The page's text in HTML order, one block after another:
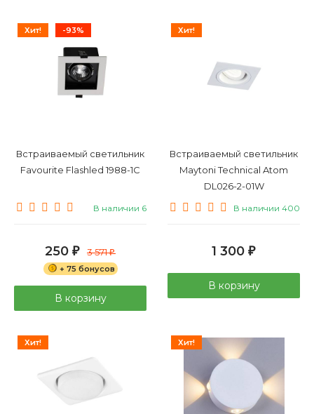
Хит! -93%
Встраиваемый светильник
Favourite Flashled 1988-1C
В наличии 6
250 ₽ 3 571₽
+ 75 бонусов
В корзину
Хит!
Встраиваемый светильник
Maytoni Technical Atom
DL026-2-01W
В наличии 400
1 300 ₽
В корзину
Хит! Хит!